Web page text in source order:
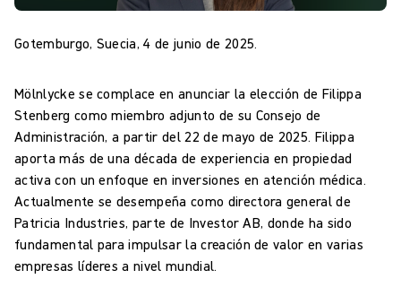
Gotemburgo, Suecia, 4 de junio de 2025.
Mölnlycke se complace en anunciar la elección de Filippa
Stenberg como miembro adjunto de su Consejo de
Administración, a partir del 22 de mayo de 2025. Filippa
aporta más de una década de experiencia en propiedad
activa con un enfoque en inversiones en atención médica.
Actualmente se desempeña como directora general de
Patricia Industries, parte de Investor AB, donde ha sido
fundamental para impulsar la creación de valor en varias
empresas líderes a nivel mundial.